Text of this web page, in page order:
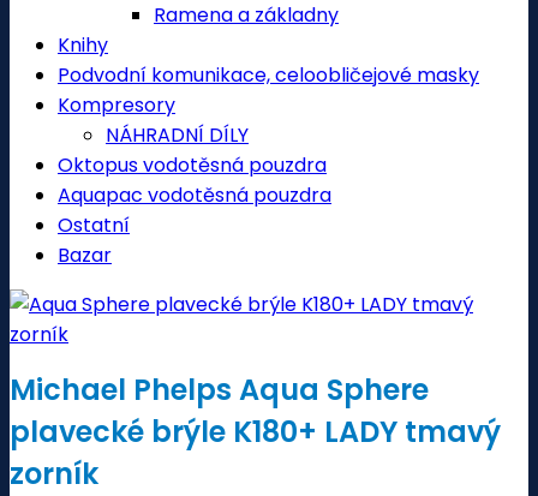
Ramena a základny
Knihy
Podvodní komunikace, celoobličejové masky
Kompresory
NÁHRADNÍ DÍLY
Oktopus vodotěsná pouzdra
Aquapac vodotěsná pouzdra
Ostatní
Bazar
Michael Phelps Aqua Sphere
plavecké brýle K180+ LADY tmavý
zorník